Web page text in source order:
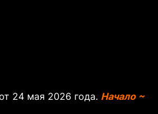
24 мая 2026 года. Начало ~